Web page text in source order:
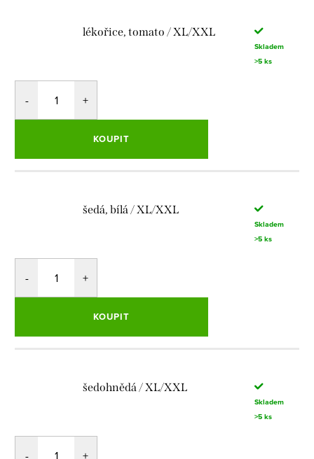
lékořice, tomato / XL/XXL
Skladem
>5 ks
KOUPIT
šedá, bílá / XL/XXL
Skladem
>5 ks
KOUPIT
šedohnědá / XL/XXL
Skladem
>5 ks